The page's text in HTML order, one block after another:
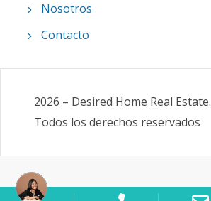
Nosotros
Contacto
2026 – Desired Home Real Estate.
Todos los derechos reservados